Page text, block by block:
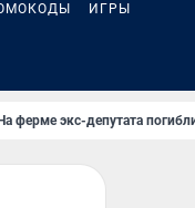
ИГРЫ
ферме экс-депутата